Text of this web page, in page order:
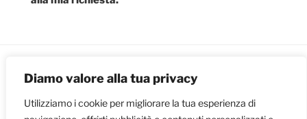
Diamo valore alla tua privacy
Utilizziamo i cookie per migliorare la tua esperienza di